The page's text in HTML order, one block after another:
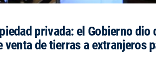
privada: el Gobierno dio
venta de tierras a extranjeros